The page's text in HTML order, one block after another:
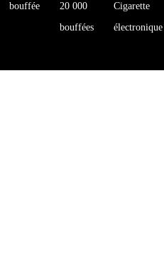
bouffée
20 000
bouffées
Cigarette
électronique